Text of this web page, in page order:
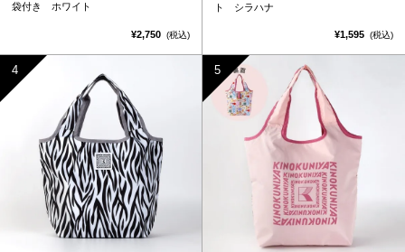
袋付き ホワイト
¥2,750 (税込)
ト シラハナ
¥1,595 (税込)